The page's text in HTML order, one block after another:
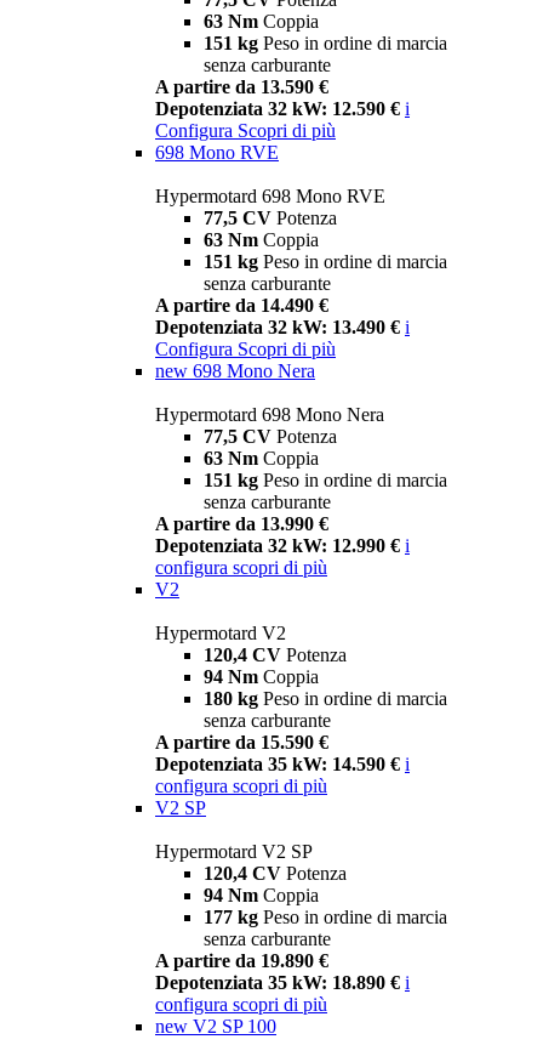
63 Nm Coppia
151 kg Peso in ordine di marcia
senza carburante
A partire da 13.590 €
Depotenziata 32 kW: 12.590 € i
Configura Scopri di più
698 Mono RVE
Hypermotard 698 Mono RVE
77,5 CV Potenza
63 Nm Coppia
151 kg Peso in ordine di marcia
senza carburante
A partire da 14.490 €
Depotenziata 32 kW: 13.490 € i
Configura Scopri di più
new 698 Mono Nera
Hypermotard 698 Mono Nera
77,5 CV Potenza
63 Nm Coppia
151 kg Peso in ordine di marcia
senza carburante
A partire da 13.990 €
Depotenziata 32 kW: 12.990 € i
configura scopri di più
V2
Hypermotard V2
120,4 CV Potenza
94 Nm Coppia
180 kg Peso in ordine di marcia
senza carburante
A partire da 15.590 €
Depotenziata 35 kW: 14.590 € i
configura scopri di più
V2 SP
Hypermotard V2 SP
120,4 CV Potenza
94 Nm Coppia
177 kg Peso in ordine di marcia
senza carburante
A partire da 19.890 €
Depotenziata 35 kW: 18.890 € i
configura scopri di più
new V2 SP 100